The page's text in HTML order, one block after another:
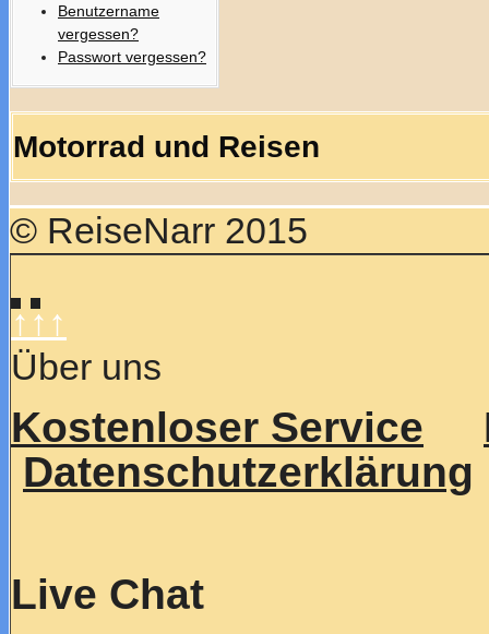
Benutzername
vergessen?
Passwort vergessen?
Motorrad und Reisen
© ReiseNarr 2015
↑↑↑
Über uns
Kostenloser Service
Datenschutzerklärung
Live Chat